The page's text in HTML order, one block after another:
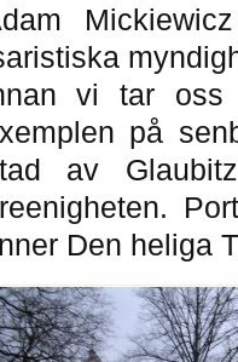
vi tar oss
på
av
Den heliga